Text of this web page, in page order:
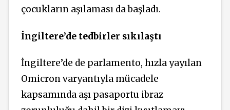
çocukların aşılaması da başladı.
İngiltere’de tedbirler sıkılaştı
İngiltere’de de parlamento, hızla yayılan
Omicron varyantıyla mücadele
kapsamında aşı pasaportu ibraz